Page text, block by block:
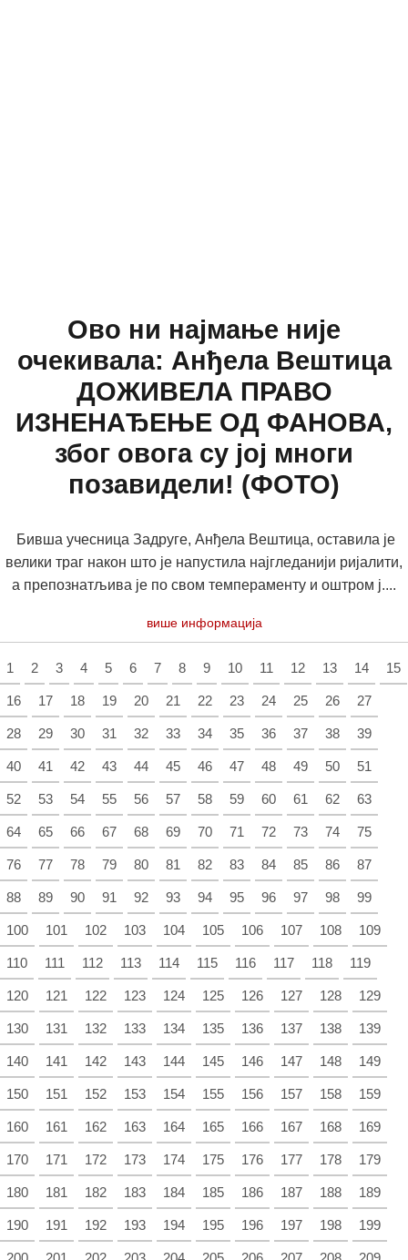
Ово ни најмање није
очекивала: Анђела Вештица
ДОЖИВЕЛА ПРАВО
ИЗНЕНАЂЕЊЕ ОД ФАНОВА,
због овога су јој многи
позавидели! (ФОТО)
Бивша учесница Задруге, Анђела Вештица, оставила је
велики траг након што је напустила најгледанији ријалити,
а препознатљива је по свом темпераменту и оштром ј....
више информација
1 2 3 4 5 6 7 8 9 10 11 12 13 14 15
16 17 18 19 20 21 22 23 24 25 26 27
28 29 30 31 32 33 34 35 36 37 38 39
40 41 42 43 44 45 46 47 48 49 50 51
52 53 54 55 56 57 58 59 60 61 62 63
64 65 66 67 68 69 70 71 72 73 74 75
76 77 78 79 80 81 82 83 84 85 86 87
88 89 90 91 92 93 94 95 96 97 98 99
100 101 102 103 104 105 106 107 108 109
110 111 112 113 114 115 116 117 118 119
120 121 122 123 124 125 126 127 128 129
130 131 132 133 134 135 136 137 138 139
140 141 142 143 144 145 146 147 148 149
150 151 152 153 154 155 156 157 158 159
160 161 162 163 164 165 166 167 168 169
170 171 172 173 174 175 176 177 178 179
180 181 182 183 184 185 186 187 188 189
190 191 192 193 194 195 196 197 198 199